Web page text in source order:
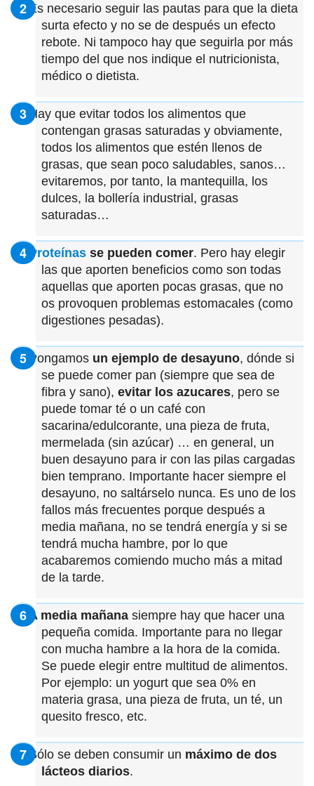
Es necesario seguir las pautas para que la dieta
surta efecto y no se de después un efecto
rebote. Ni tampoco hay que seguirla por más
tiempo del que nos indique el nutricionista,
médico o dietista.
Hay que evitar todos los alimentos que
contengan grasas saturadas y obviamente,
todos los alimentos que estén llenos de
grasas, que sean poco saludables, sanos…
evitaremos, por tanto, la mantequilla, los
dulces, la bollería industrial, grasas
saturadas…
Proteínas se pueden comer. Pero hay elegir
las que aporten beneficios como son todas
aquellas que aporten pocas grasas, que no
os provoquen problemas estomacales (como
digestiones pesadas).
Pongamos un ejemplo de desayuno, dónde si
se puede comer pan (siempre que sea de
fibra y sano), evitar los azucares, pero se
puede tomar té o un café con
sacarina/edulcorante, una pieza de fruta,
mermelada (sin azúcar) … en general, un
buen desayuno para ir con las pilas cargadas
bien temprano. Importante hacer siempre el
desayuno, no saltárselo nunca. Es uno de los
fallos más frecuentes porque después a
media mañana, no se tendrá energía y si se
tendrá mucha hambre, por lo que
acabaremos comiendo mucho más a mitad
de la tarde.
A media mañana siempre hay que hacer una
pequeña comida. Importante para no llegar
con mucha hambre a la hora de la comida.
Se puede elegir entre multitud de alimentos.
Por ejemplo: un yogurt que sea 0% en
materia grasa, una pieza de fruta, un té, un
quesito fresco, etc.
Sólo se deben consumir un máximo de dos
lácteos diarios.